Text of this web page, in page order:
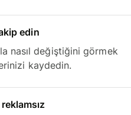
edin
nasıl değiştiğini görmek
kaydedin.